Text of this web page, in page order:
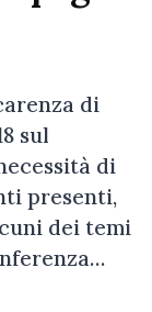
di
sul
di
presenti,
dei temi